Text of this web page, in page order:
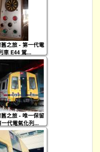
之旅 - 第一代電
車 E44 駕...
之旅 - 唯一保留
代電氣化列...